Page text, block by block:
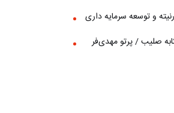
و توسعه سرمایه داری
صلیب / پرتو مهدی‌فر